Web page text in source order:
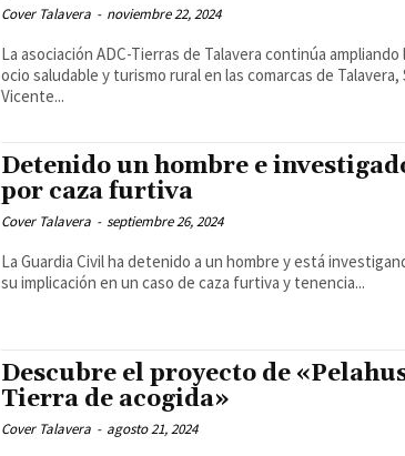
Cover Talavera - noviembre 22, 2024
La asociación ADC-Tierras de Talavera continúa
ocio saludable y turismo rural en las comarcas de Talavera,
Vicente...
Detenido un hombre e
por caza furtiva
Cover Talavera - septiembre 26, 2024
La Guardia Civil ha detenido a un hombre y está
su implicación en un caso de caza furtiva y tenencia...
Descubre el proyecto de
Tierra de acogida»
Cover Talavera - agosto 21, 2024